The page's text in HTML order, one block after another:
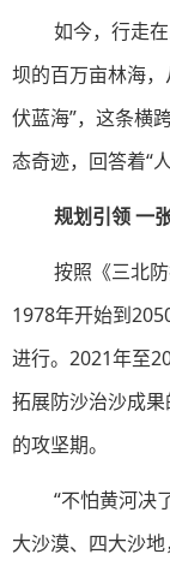
如今，行走
坝的百万亩林海，
伏蓝海”，这条横
态奇迹，回答着“
规划引领 一
按照《三北
1978年开始到
进行。2021年至
拓展防沙治沙成
的攻坚期。
“不怕黄河决
大沙漠、四大沙